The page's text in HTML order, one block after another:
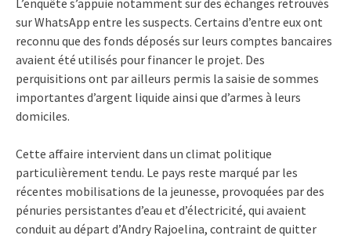
L’enquête s’appuie notamment sur des échanges retrouvés
sur WhatsApp entre les suspects. Certains d’entre eux ont
reconnu que des fonds déposés sur leurs comptes bancaires
avaient été utilisés pour financer le projet. Des
perquisitions ont par ailleurs permis la saisie de sommes
importantes d’argent liquide ainsi que d’armes à leurs
domiciles.
Cette affaire intervient dans un climat politique
particulièrement tendu. Le pays reste marqué par les
récentes mobilisations de la jeunesse, provoquées par des
pénuries persistantes d’eau et d’électricité, qui avaient
conduit au départ d’Andry Rajoelina, contraint de quitter